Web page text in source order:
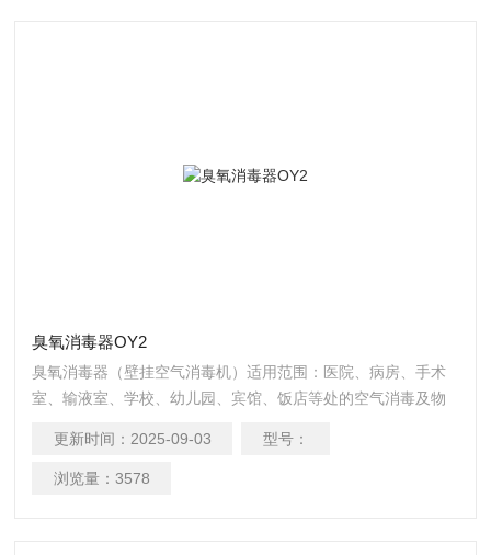
臭氧消毒器OY2
臭氧消毒器（壁挂空气消毒机）适用范围：医院、病房、手术
室、输液室、学校、幼儿园、宾馆、饭店等处的空气消毒及物
接种室、栽培场所。
更新时间： 2025-09-03 型号：
浏览量： 3578